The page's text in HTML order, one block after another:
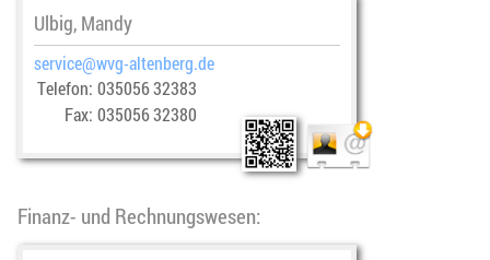
Ulbig, Mandy
service@­wvg-altenberg.de
Telefon: 035056 32383
Fax: 035056 32380
Finanz- und Rechnungswesen: